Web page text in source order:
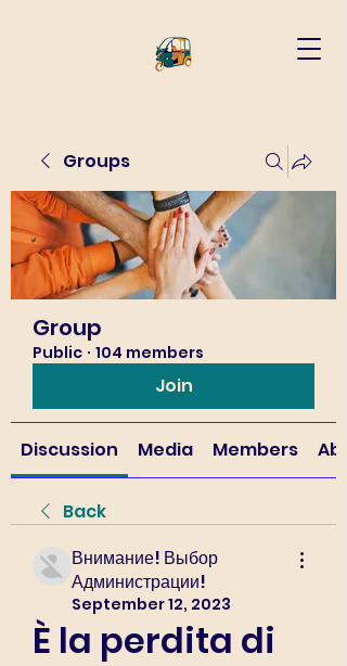
Groups
Group
Public · 104 members
Join
Discussion Media Members
Back
Внимание! Выбор
Администрации!
September 12, 2023
È la perdita di